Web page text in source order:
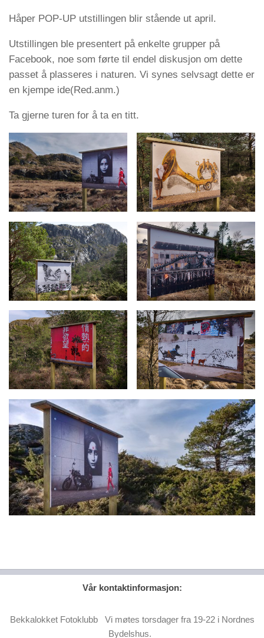
Håper POP-UP utstillingen blir stående ut april.
Utstillingen ble presentert på enkelte grupper på
Facebook, noe som førte til endel diskusjon om dette
passet å plasseres i naturen. Vi synes selvsagt dette er
en kjempe ide(Red.anm.)
Ta gjerne turen for å ta en titt.
Vår kontaktinformasjon:
Bekkalokket Fotoklubb Vi møtes torsdager fra 19-22 i Nordnes
Bydelshus.